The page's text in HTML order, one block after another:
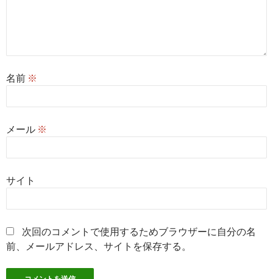
名前 ※
メール ※
サイト
次回のコメントで使用するためブラウザーに自分の名
前、メールアドレス、サイトを保存する。